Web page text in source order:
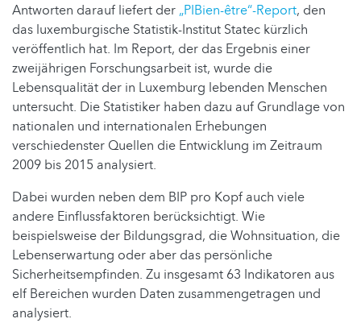
Antworten darauf liefert der „PIBien-être“-Report, den
das luxemburgische Statistik-Institut Statec kürzlich
veröffentlich hat. Im Report, der das Ergebnis einer
zweijährigen Forschungsarbeit ist, wurde die
Lebensqualität der in Luxemburg lebenden Menschen
untersucht. Die Statistiker haben dazu auf Grundlage von
nationalen und internationalen Erhebungen
verschiedenster Quellen die Entwicklung im Zeitraum
2009 bis 2015 analysiert.
Dabei wurden neben dem BIP pro Kopf auch viele
andere Einflussfaktoren berücksichtigt. Wie
beispielsweise der Bildungsgrad, die Wohnsituation, die
Lebenserwartung oder aber das persönliche
Sicherheitsempfinden. Zu insgesamt 63 Indikatoren aus
elf Bereichen wurden Daten zusammengetragen und
analysiert.